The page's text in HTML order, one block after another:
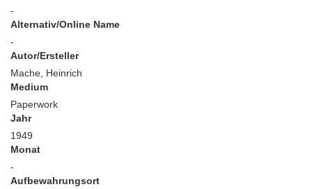
-
Alternativ/Online Name
-
Autor/Ersteller
Mache, Heinrich
Medium
Paperwork
Jahr
1949
Monat
-
Aufbewahrungsort